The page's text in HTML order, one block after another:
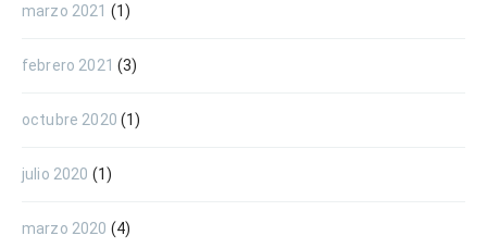
marzo 2021 (1)
febrero 2021 (3)
octubre 2020 (1)
julio 2020 (1)
marzo 2020 (4)